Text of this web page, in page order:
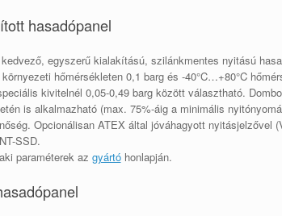
hasadópanel
egyszerű kialakítású, szilánkmentes nyitású
hőmérsékleten 0,1 barg és -40°C…+80°C
kivitelnél 0,05-0,49 barg között választható.
is alkalmazható (max. 75%-áig a minimális
Opcionálisan ATEX által jóváhagyott nyitásjelzővel
SSD.
paraméterek az gyártóhonlapján.